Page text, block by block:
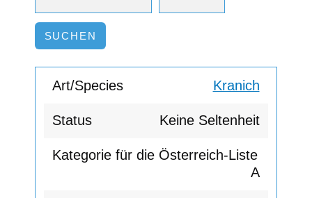
Kranich
Keine Seltenheit
A